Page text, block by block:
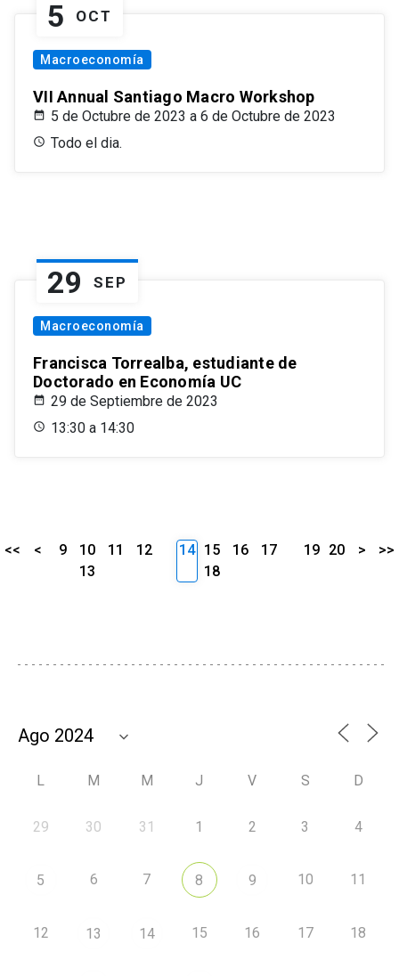
5 OCT
Macroeconomía
VII Annual Santiago Macro Workshop
5 de Octubre de 2023 a 6 de Octubre de 2023
Todo el dia.
29 SEP
Macroeconomía
Francisca Torrealba, estudiante de
Doctorado en Economía UC
29 de Septiembre de 2023
13:30 a 14:30
<< < 9 10 11
12
13
14 15 16
17
18
19 20 > >>
L M M J V S D
29 30 31 1 2 3 4
5 6 7 8 9 10 11
12 13 14 15 16 17 18